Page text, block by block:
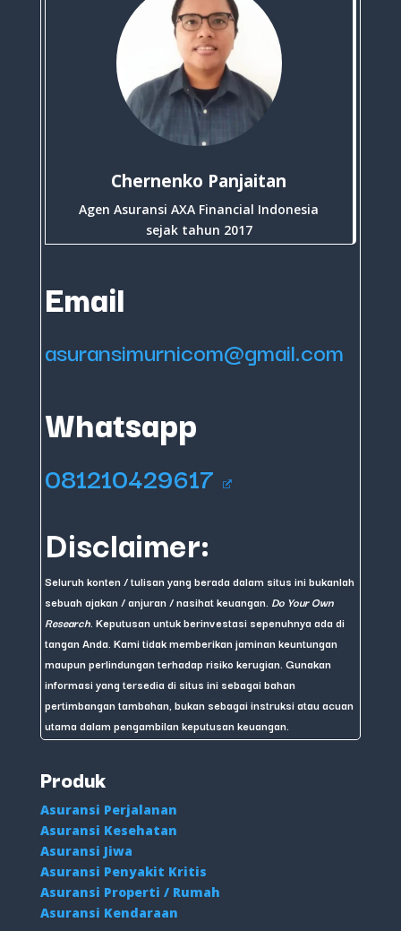
Chernenko Panjaitan
Agen Asuransi AXA Financial Indonesia
sejak tahun 2017
Email
asuransimurnicom@gmail.com
Whatsapp
081210429617
Disclaimer:
Seluruh konten / tulisan yang berada dalam situs ini bukanlah
sebuah ajakan / anjuran / nasihat keuangan. Do Your Own
Research . Keputusan untuk berinvestasi sepenuhnya ada di
tangan Anda. Kami tidak memberikan jaminan keuntungan
maupun perlindungan terhadap risiko kerugian. Gunakan
informasi yang tersedia di situs ini sebagai bahan
pertimbangan tambahan, bukan sebagai instruksi atau acuan
utama dalam pengambilan keputusan keuangan.
Produk
Asuransi Perjalanan
Asuransi Kesehatan
Asuransi Jiwa
Asuransi Penyakit Kritis
Asuransi Properti / Rumah
Asuransi Kendaraan